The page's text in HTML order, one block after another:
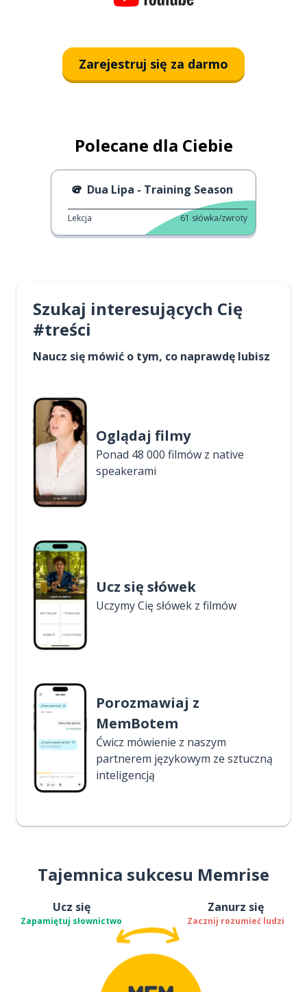
Zarejestruj się za darmo
Polecane dla Ciebie
Dua Lipa - Training Season
Lekcja 61 słówka/zwroty
Szukaj interesujących Cię
#treści
Naucz się mówić o tym, co naprawdę lubisz
Oglądaj filmy
Ponad 48 000 filmów z native
speakerami
Ucz się słówek
Uczymy Cię słówek z filmów
Porozmawiaj z
MemBotem
Ćwicz mówienie z naszym
partnerem językowym ze sztuczną
inteligencją
Tajemnica sukcesu Memrise
Ucz się
Zapamiętuj słownictwo
Zanurz się
Zacznij rozumieć ludzi